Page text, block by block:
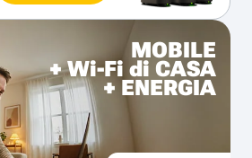
MOBILE
+ Wi-Fi di CASA
+ ENERGIA